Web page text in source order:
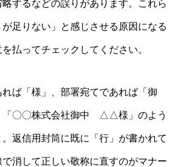
するなどの誤りがあります。これら
足りない」と感じさせる原因になる
払ってチェックしてください。
ば「様」、部署宛てであれば「御
「〇〇株式会社御中 △△様」のよう
返信用封筒に既に「行」が書かれて
消して正しい敬称に直すのがマナー